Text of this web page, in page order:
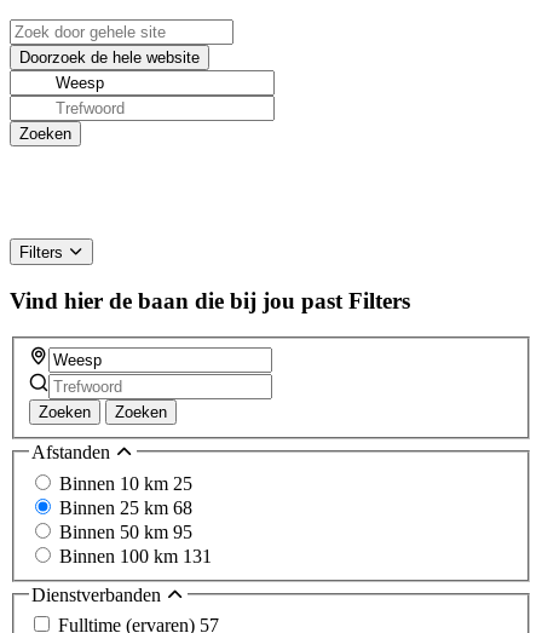
Filters
Vind hier de baan die bij jou past Filters
Zoeken Zoeken
Afstanden
Binnen 10 km 25
Binnen 25 km 68
Binnen 50 km 95
Binnen 100 km 131
Dienstverbanden
Fulltime (ervaren) 57